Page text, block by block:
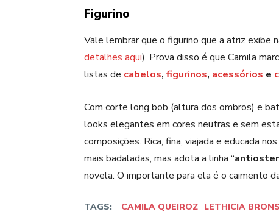
Figurino
Vale lembrar que o figurino que a atriz exibe
detalhes aqui). Prova disso é que Camila
listas de cabelos, figurinos, acessórios e
Com corte long bob (altura dos ombros) e
looks elegantes em cores neutras e sem
composições. Rica, fina, viajada e educada
mais badaladas, mas adota a linha “
novela. O importante para ela é o caimento
TAGS: CAMILA QUEIROZ LETHICIA